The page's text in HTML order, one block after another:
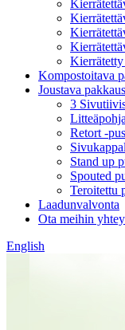
Kierrätetty
Kompostoitava
Joustava pakkaus
3
Retort -
Stand up
Spouted
Teroitettu
Laadunvalvonta
Ota meihin
English